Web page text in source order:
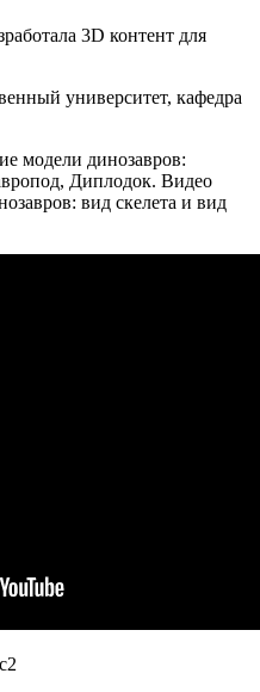
3D контент для
университет, кафедра
модели динозавров:
Диплодок. Видео
вид скелета и вид